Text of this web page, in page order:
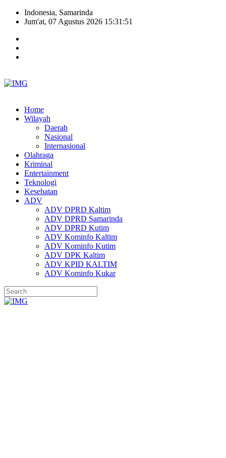
Indonesia, Samarinda
Jum'at, 07 Agustus 2026 15:31:52
Home
Wilayah
Daerah
Nasional
Internasional
Olahraga
Kriminal
Entertainment
Teknologi
Kesehatan
ADV
ADV DPRD Kaltim
ADV DPRD Samarinda
ADV DPRD Kutim
ADV Kominfo Kaltim
ADV Kominfo Kutim
ADV DPK Kaltim
ADV KPID KALTIM
ADV Kominfo Kukar